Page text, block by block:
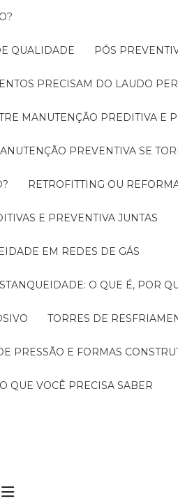
QUALIDADE PÓS
PRECISAM DO LAUDO
MANUTENÇÃO PREDITIVA E
PREVENTIVA SE
RETROFITTING OU
E PREVENTIVA JUNTAS
EM REDES DE GÁS
O QUE É, POR
TORRES DE
PRESSÃO E FORMAS
QUE VOCÊ PRECISA SABER